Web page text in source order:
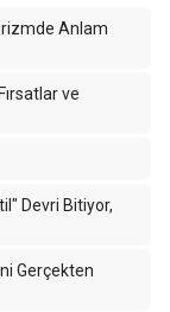
Anlam
ve
Devri Bitiyor,
Gerçekten